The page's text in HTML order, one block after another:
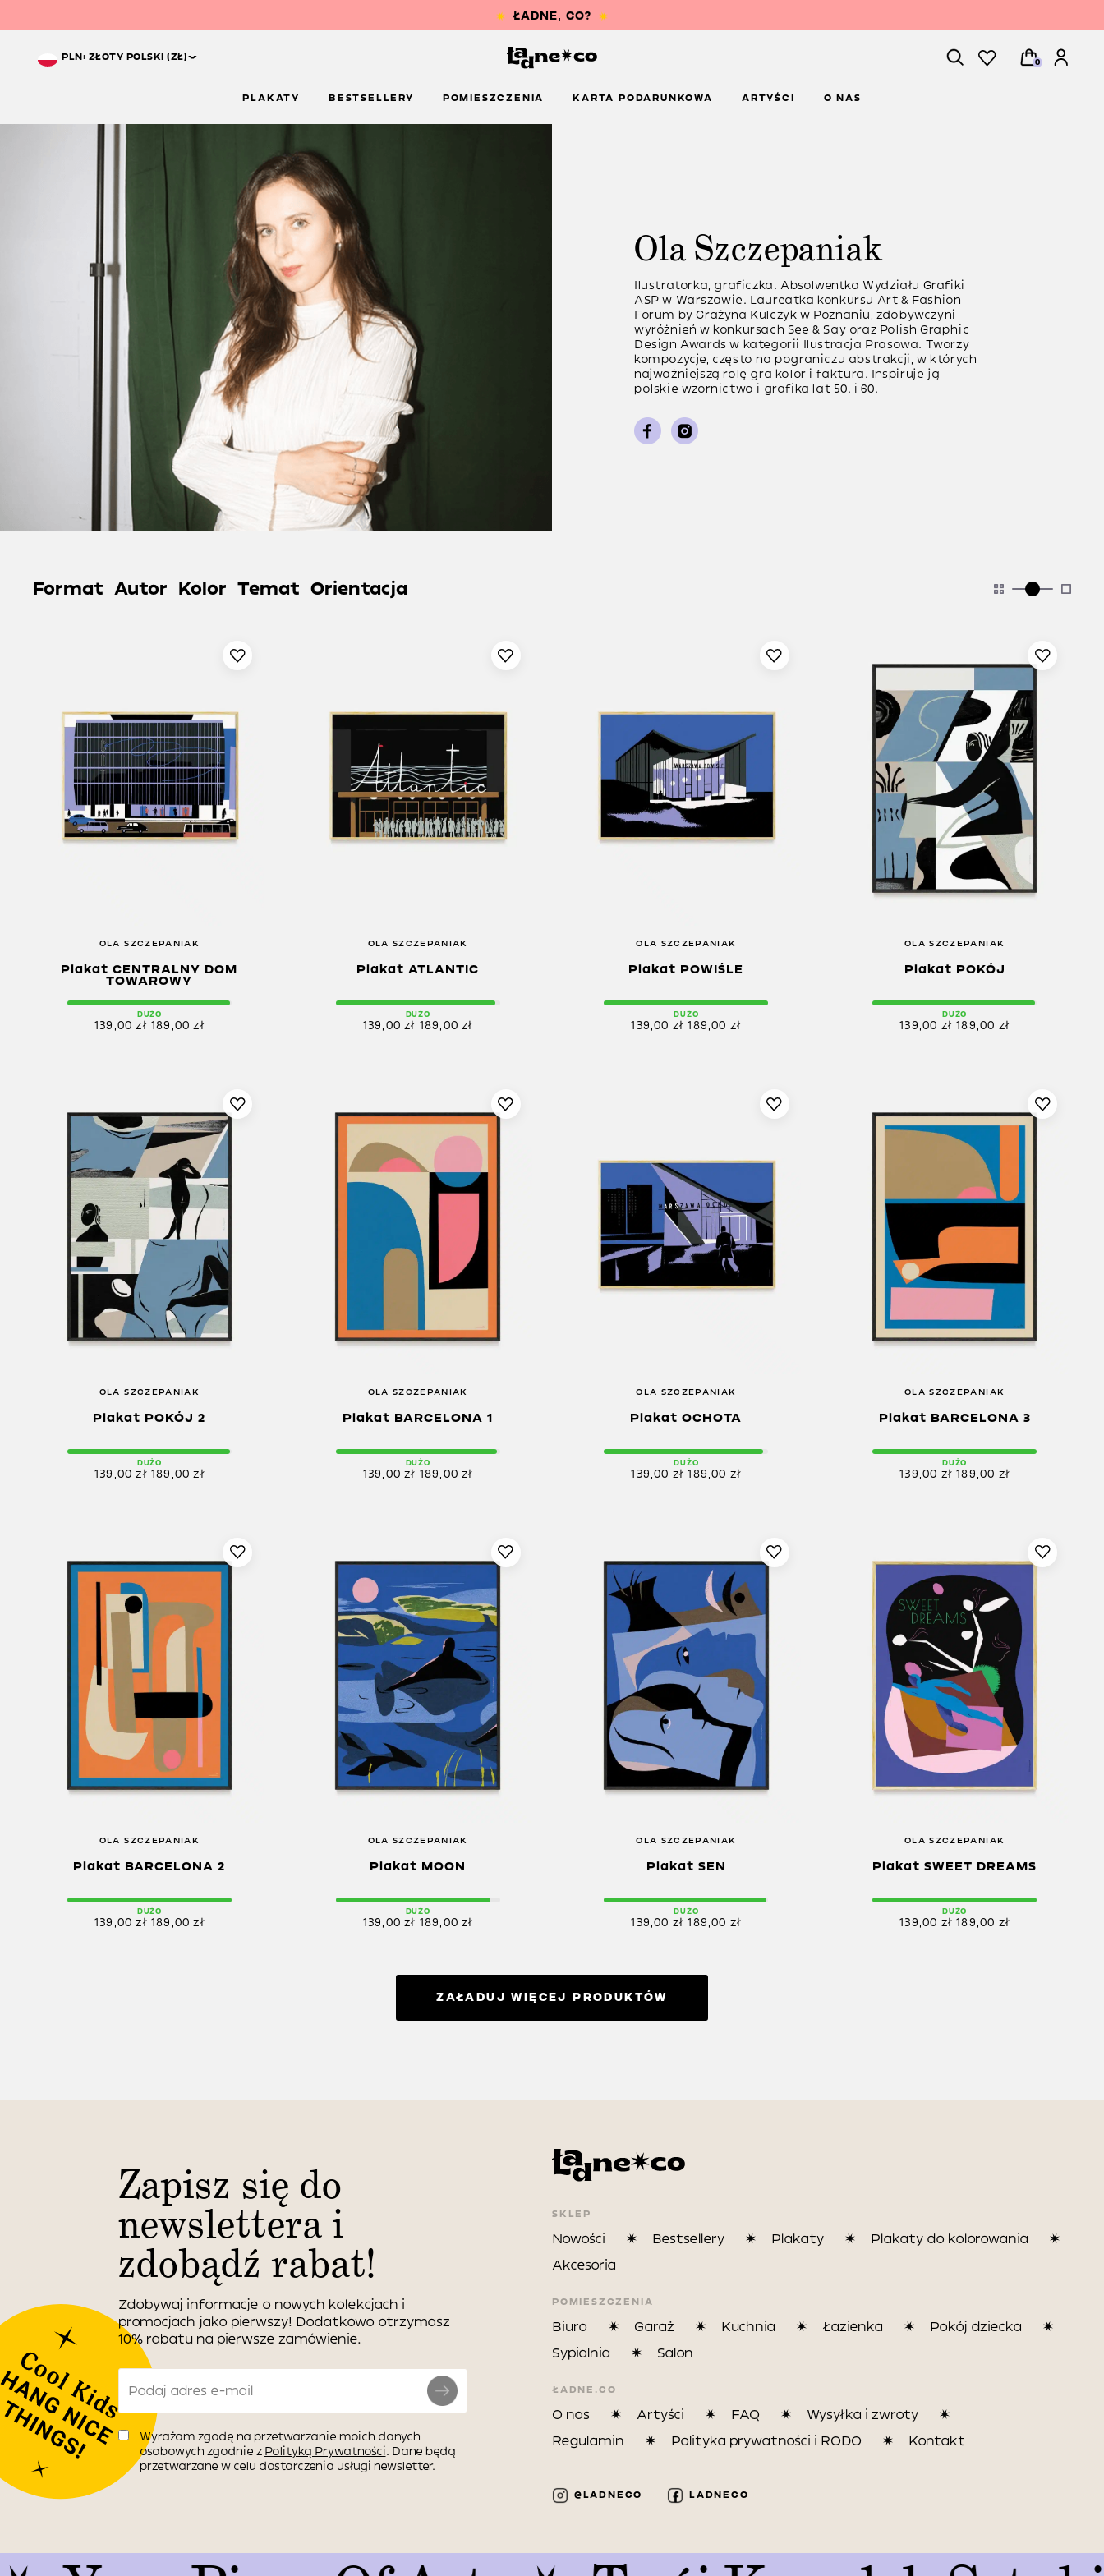
PLN: ZŁOTY POLSKI (ZŁ)^
0
PLAKATY BESTSELLERY POMIESZCZENIA KARTA PODARUNKOWA ARTYŚCI O NAS
Ola Szczepaniak
Ilustratorka, graficzka. Absolwentka Wydziału Grafiki
ASP w Warszawie. Laureatka konkursu Art & Fashion
Forum by Grażyna Kulczyk w Poznaniu, zdobywczyni
wyróżnień w konkursach See & Say oraz Polish Graphic
Design Awards w kategorii Ilustracja Prasowa. Tworzy
kompozycje, często na pograniczu abstrakcji, w których
najważniejszą rolę gra kolor i faktura. Inspiruje ją
polskie wzornictwo i grafika lat 50. i 60.
Format Autor Kolor Temat Orientacja
OLA SZCZEPANIAK
Plakat CENTRALNY DOM
TOWAROWY
DUŻO
139,00zł 189,00zł
OLA SZCZEPANIAK
Plakat ATLANTIC
DUŻO
139,00zł 189,00zł
OLA SZCZEPANIAK
Plakat POWIŚLE
DUŻO
139,00 zł 189,00 zł
OLA SZCZEPANIAK
Plakat POKÓJ
DUŻO
139,00 zł 189,00 zł
OLA SZCZEPANIAK
Plakat POKÓJ 2
DUŻO
139,00zł 189,00zł
OLA SZCZEPANIAK
Plakat BARCELONA 1
DUŻO
139,00zł 189,00zł
OLA SZCZEPANIAK
Plakat OCHOTA
DUŻO
139,00 zł 189,00 zł
OLA SZCZEPANIAK
Plakat BARCELONA 3
DUŻO
139,00 zł 189,00 zł
OLA SZCZEPANIAK
Plakat BARCELONA 2
DUŻO
139,00zł 189,00zł
OLA SZCZEPANIAK
Plakat MOON
DUŻO
139,00zł 189,00zł
OLA SZCZEPANIAK
Plakat SEN
DUŻO
139,00 zł 189,00 zł
OLA SZCZEPANIAK
Plakat SWEET DREAMS
DUŻO
139,00 zł 189,00 zł
ZAŁADUJ WIĘCEJ PRODUKTÓW
Zapisz się do
newslettera i
zdobądź rabat!
Zdobywaj informacje o nowych kolekcjach i
promocjach jako pierwszy! Dodatkowo otrzymasz
10% rabatu na pierwsze zamówienie.
Wyrażam zgodę na przetwarzanie moich danych
osobowych zgodnie z Polityką Prywatności. Dane będą
przetwarzane w celu dostarczenia usługi newsletter.
SKLEP
Nowości Bestsellery Plakaty
Plakaty do kolorowania
Akcesoria
POMIESZCZENIA
Biuro Garaż Kuchnia Łazienka
Pokój dziecka
Sypialnia
Salon
ŁADNE.CO
O nas Artyści FAQ
Wysyłka i zwroty
Regulamin
Polityka prywatności i RODO Kontakt
@LADNECO LADNECO